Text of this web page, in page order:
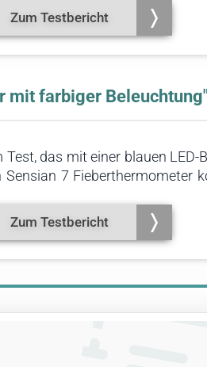
suchen. Zudem ist es
Zum Testbericht
mit farbiger
das mit einer blauen
7 Fieberthermometer
Zum Testbericht